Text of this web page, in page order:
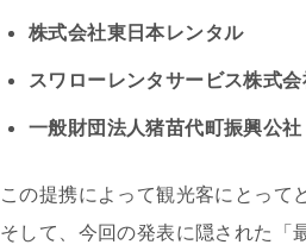
株式会社東日本レンタル
スワローレンタサービス株式
一般財団法人猪苗代町振興公社
この提携によって観光客にとって
そして、今回の発表に隠された「